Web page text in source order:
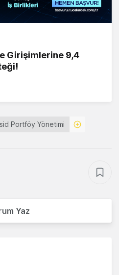
Girişimlerine 9,4
Portföy Yönetimi
Yaz